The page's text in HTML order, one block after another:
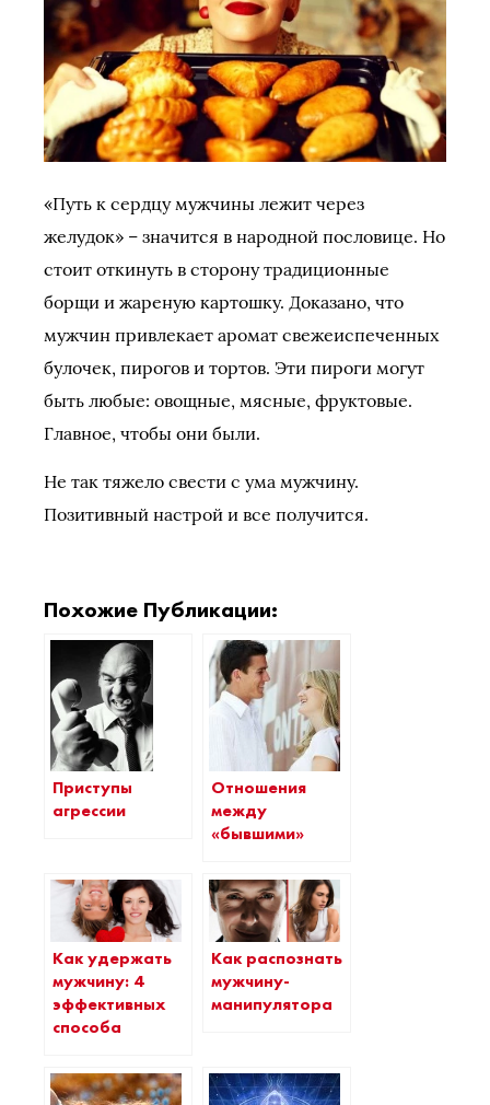
«Путь к сердцу мужчины лежит через
желудок» – значится в народной пословице. Но
стоит откинуть в сторону традиционные
борщи и жареную картошку. Доказано, что
мужчин привлекает аромат свежеиспеченных
булочек, пирогов и тортов. Эти пироги могут
быть любые: овощные, мясные, фруктовые.
Главное, чтобы они были.
Не так тяжело свести с ума мужчину.
Позитивный настрой и все получится.
Похожие Публикации:
Приступы
агрессии
Отношения
между
«бывшими»
Как удержать
мужчину: 4
эффективных
способа
Как распознать
мужчину-
манипулятора